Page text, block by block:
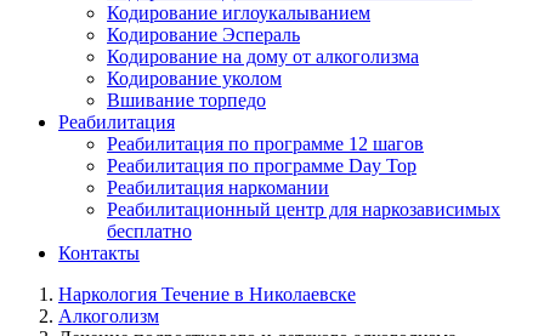
Кодирование иглоукалыванием
Кодирование Эспераль
Кодирование на дому от алкоголизма
Кодирование уколом
Вшивание торпедо
Реабилитация
Реабилитация по программе 12 шагов
Реабилитация по программе Day Top
Реабилитация наркомании
Реабилитационный центр для наркозависимых
бесплатно
Контакты
Наркология Течение в Николаевске
Алкоголизм